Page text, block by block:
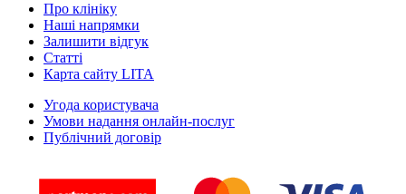
Про клініку
Наші напрямки
Залишити відгук
Статті
Карта сайту LITA
Угода користувача
Умови надання онлайн-послуг
Публічний договір